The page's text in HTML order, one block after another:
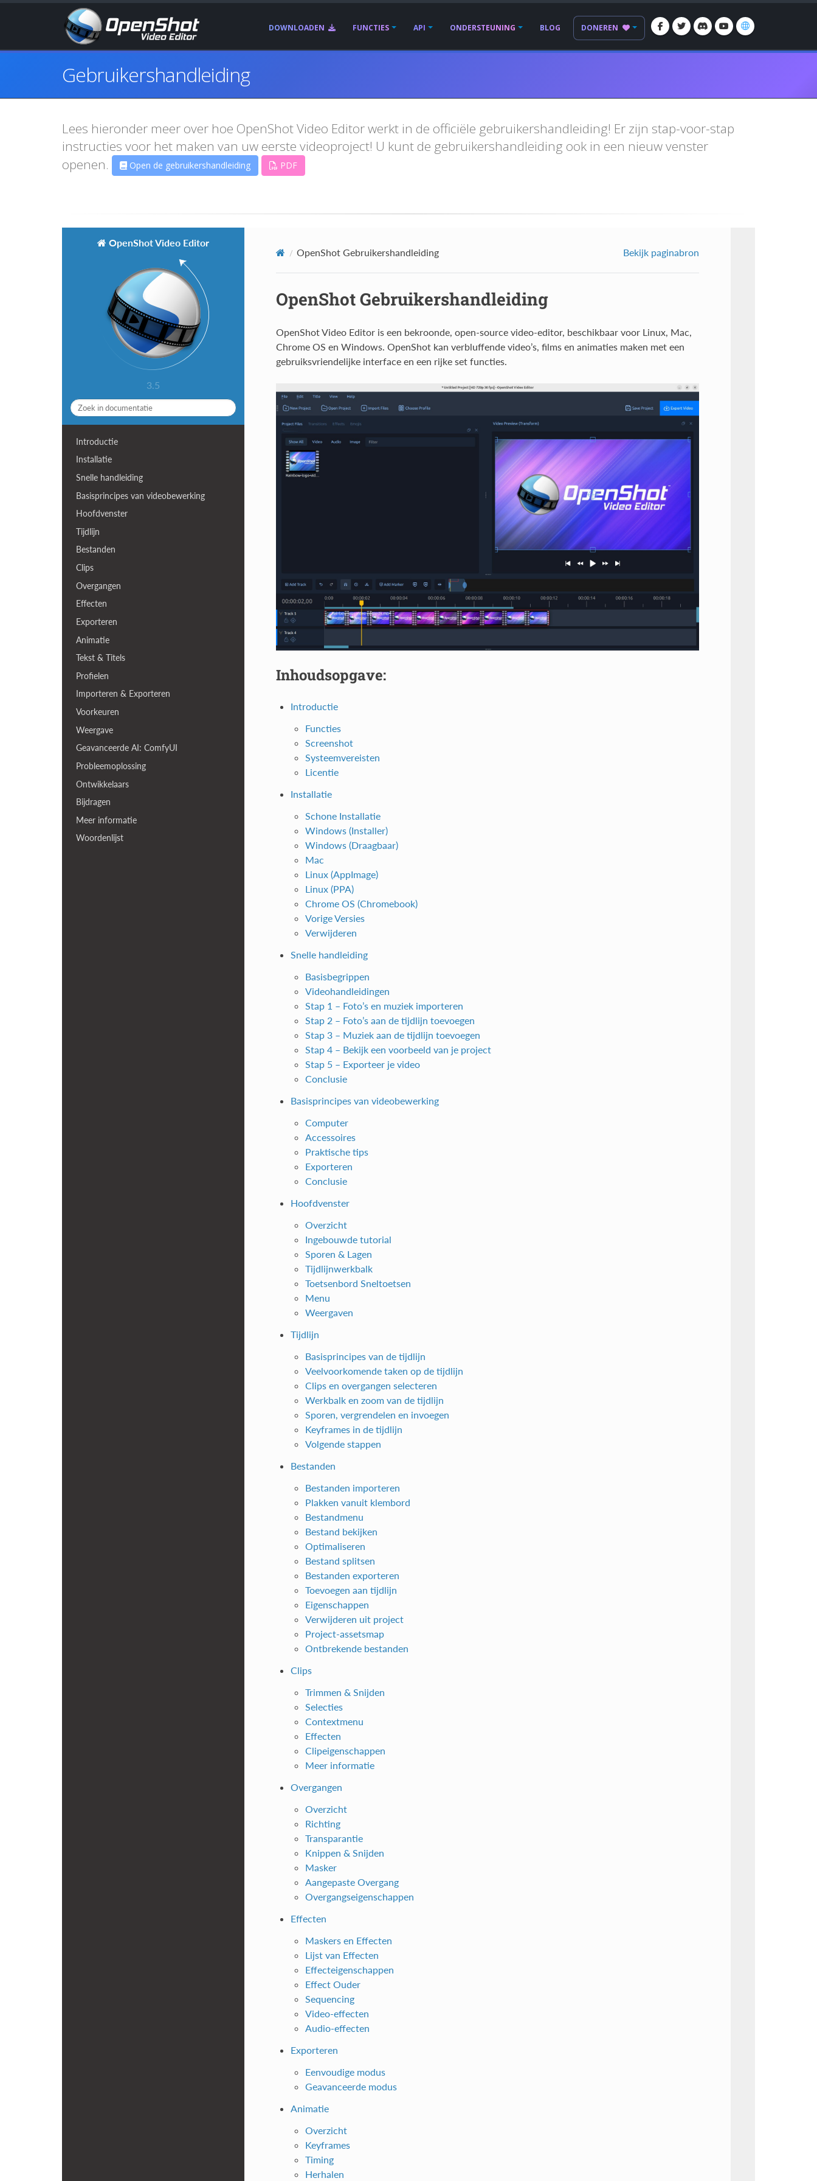
DOWNLOADEN FUNCTIES API ONDERSTEUNING BLOG DONEREN
Gebruikershandleiding
Lees hieronder meer over hoe OpenShot Video Editor werkt in de officiële gebruikershandleiding! Er zijn stap-voor-stap
instructies voor het maken van uw eerste videoproject! U kunt de gebruikershandleiding ook in een nieuw venster
openen.
Open de gebruikershandleiding PDF